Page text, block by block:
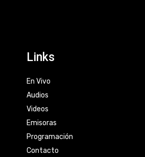
Links
En Vivo
Audios
Videos
Emisoras
Programación
Contacto